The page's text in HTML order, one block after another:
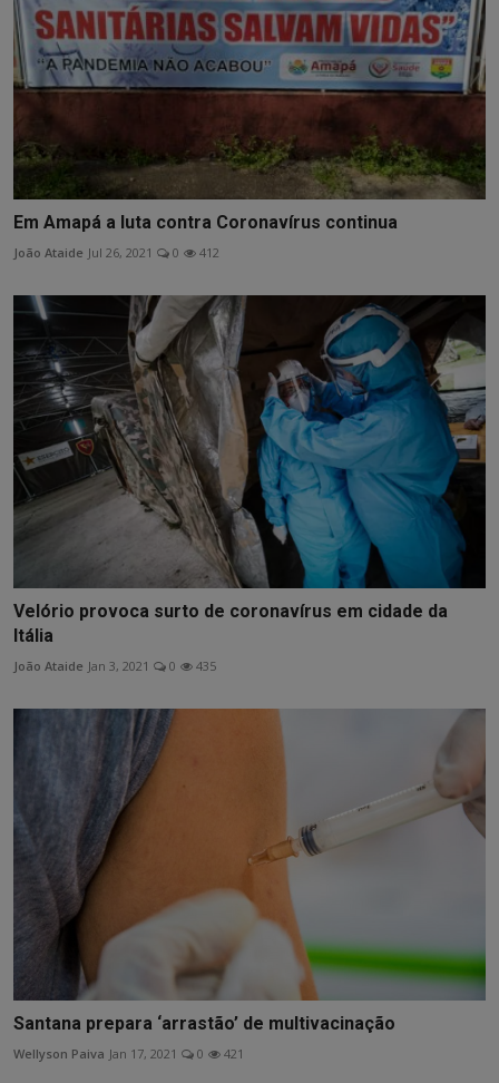
Em Amapá a luta contra Coronavírus continua
João Ataide Jul 26, 2021 0 412
Velório provoca surto de coronavírus em cidade da
Itália
João Ataide Jan 3, 2021 0 435
Santana prepara ‘arrastão’ de multivacinação
Wellyson Paiva Jan 17, 2021 0 421